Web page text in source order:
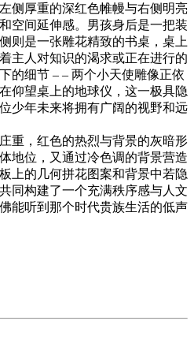
侧厚重的深红色帷幔与右侧明亮
空间延伸感。男孩身后是一把装
则是一张雕花精致的书桌，桌上
主人对知识的渴求或正在进行的
的细节 – – 两个小天使雕像正依
仰望桌上的地球仪，这一极具隐
少年未来将拥有广阔的视野和远
重，红色的热烈与背景的灰暗形
地位，又通过冷色调的背景营造
上的几何拼花图案和背景中若隐
同构建了一个充满秩序感与人文
能听到那个时代贵族生活的低声